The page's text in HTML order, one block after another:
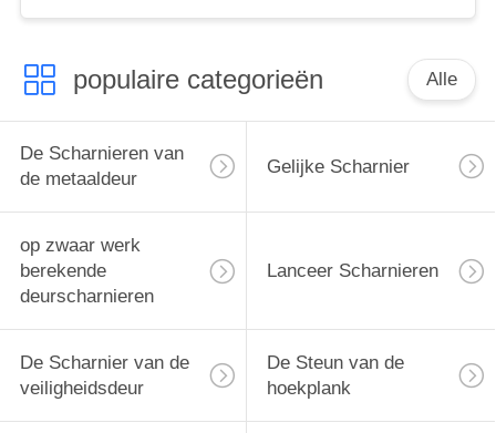
populaire categorieën Alle
De Scharnieren van
de metaaldeur
Gelijke Scharnier
op zwaar werk
berekende
deurscharnieren
Lanceer Scharnieren
De Scharnier van de
veiligheidsdeur
De Steun van de
hoekplank